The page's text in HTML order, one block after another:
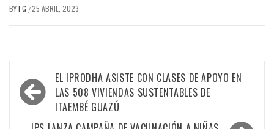
BYI G /25 ABRIL, 2023
Navegación
de
entradas
EL IPRODHA ASISTE CON CLASES DE APOYO EN
LAS 508 VIVIENDAS SUSTENTABLES DE
ITAEMBÉ GUAZÚ